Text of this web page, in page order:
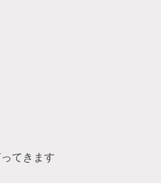
てきます